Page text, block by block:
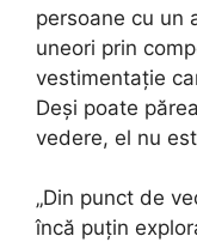
persoane cu un
uneori prin
vestimentație
Deși poate
vedere, el nu
„Din punct de
încă puțin